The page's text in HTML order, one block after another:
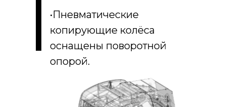
•Пневматические
копирующие колёса
оснащены поворотной
опорой.